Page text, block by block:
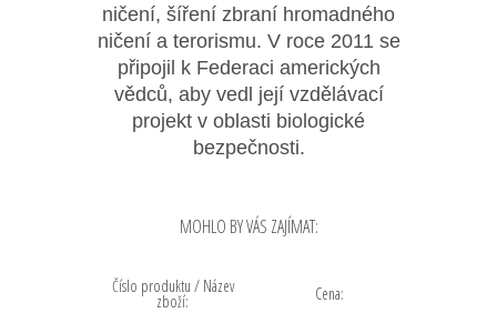
ničení, šíření zbraní hromadného
ničení a terorismu. V roce 2011 se
připojil k Federaci amerických
vědců, aby vedl její vzdělávací
projekt v oblasti biologické
bezpečnosti.
MOHLO BY VÁS ZAJÍMAT:
Číslo produktu / Název
zboží: Cena: